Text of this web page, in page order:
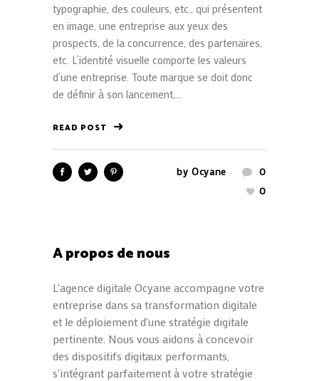
typographie, des couleurs, etc., qui présentent
en image, une entreprise aux yeux des
prospects, de la concurrence, des partenaires,
etc. L’identité visuelle comporte les valeurs
d’une entreprise. Toute marque se doit donc
de définir à son lancement,...
READ POST
by Ocyane
0
0
A propos de nous
L'agence digitale Ocyane accompagne votre
entreprise dans sa transformation digitale
et le déploiement d'une stratégie digitale
pertinente. Nous vous aidons à concevoir
des dispositifs digitaux performants,
s'intégrant parfaitement à votre stratégie